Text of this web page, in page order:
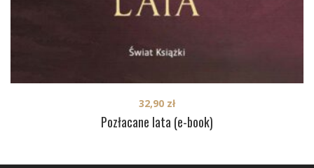
Pozłacane lata (e-book)
32,90 zł